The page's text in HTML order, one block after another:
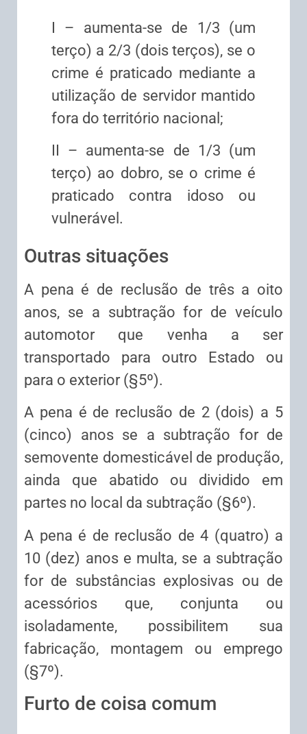
I – aumenta-se de 1/3 (um
terço) a 2/3 (dois terços), se o
crime é praticado mediante a
utilização de servidor mantido
fora do território nacional;
II – aumenta-se de 1/3 (um
terço) ao dobro, se o crime é
praticado contra idoso ou
vulnerável.
Outras situações
A pena é de reclusão de três a oito
anos, se a subtração for de veículo
automotor que venha a ser
transportado para outro Estado ou
para o exterior (§5º).
A pena é de reclusão de 2 (dois) a 5
(cinco) anos se a subtração for de
semovente domesticável de produção,
ainda que abatido ou dividido em
partes no local da subtração (§6º).
A pena é de reclusão de 4 (quatro) a
10 (dez) anos e multa, se a subtração
for de substâncias explosivas ou de
acessórios que, conjunta ou
isoladamente, possibilitem sua
fabricação, montagem ou emprego
(§7º).
Furto de coisa comum